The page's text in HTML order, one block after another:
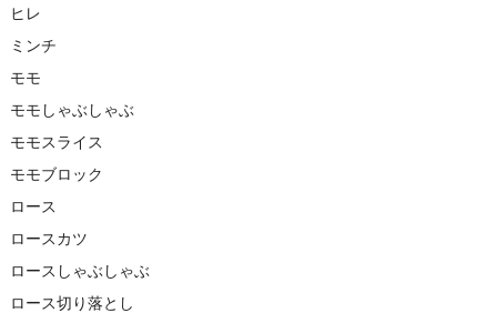
ヒレ
ミンチ
モモ
モモしゃぶしゃぶ
モモスライス
モモブロック
ロース
ロースカツ
ロースしゃぶしゃぶ
ロース切り落とし